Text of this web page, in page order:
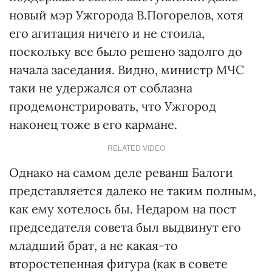
новый мэр Ужгорода В.Погорелов, хотя
его агитация ничего и не стоила,
поскольку все было решено задолго до
начала заседания. Видно, министр МЧС
таки не удержался от соблазна
продемонстрировать, что Ужгород
наконец тоже в его кармане.
RELATED VIDEO
Однако на самом деле реванш Балоги
представляется далеко не таким полным,
как ему хотелось бы. Недаром на пост
председателя совета был выдвинут его
младший брат, а не какая-то
второстепенная фигура (как в совете